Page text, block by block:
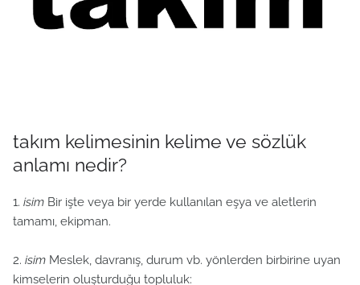
takım kelimesinin kelime ve sözlük
anlamı nedir?
1. isim Bir işte veya bir yerde kullanılan eşya ve aletlerin
tamamı, ekipman.
2. isim Meslek, davranış, durum vb. yönlerden birbirine uyan
kimselerin oluşturduğu topluluk: